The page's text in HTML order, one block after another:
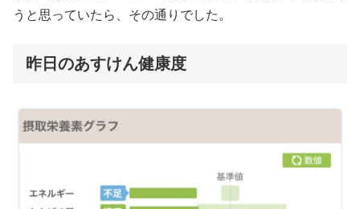
うと思っていたら、その通りでした。
昨日のあすけん健康度